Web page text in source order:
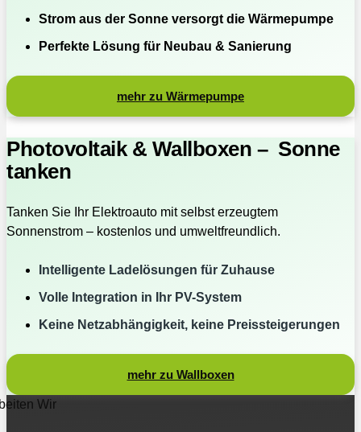
Strom aus der Sonne versorgt die Wärmepumpe
Perfekte Lösung für Neubau & Sanierung
mehr zu Wärmepumpe
Photovoltaik & Wallboxen – Sonne
tanken
Tanken Sie Ihr Elektroauto mit selbst erzeugtem
Sonnenstrom – kostenlos und umweltfreundlich.
Intelligente Ladelösungen für Zuhause
Volle Integration in Ihr PV-System
Keine Netzabhängigkeit, keine Preissteigerungen
mehr zu Wallboxen
Wir